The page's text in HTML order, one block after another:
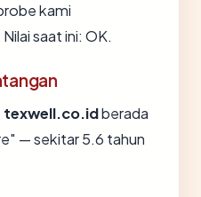
kami
saat ini: OK.
texwell.co.idberada
— sekitar 5.6 tahun